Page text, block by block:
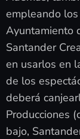
empleando
Ayuntamiento
Santander
en usarlos en
de los
deberá
Producciones
bajo,